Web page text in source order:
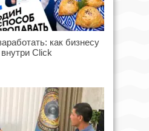
как бизнесу
Click